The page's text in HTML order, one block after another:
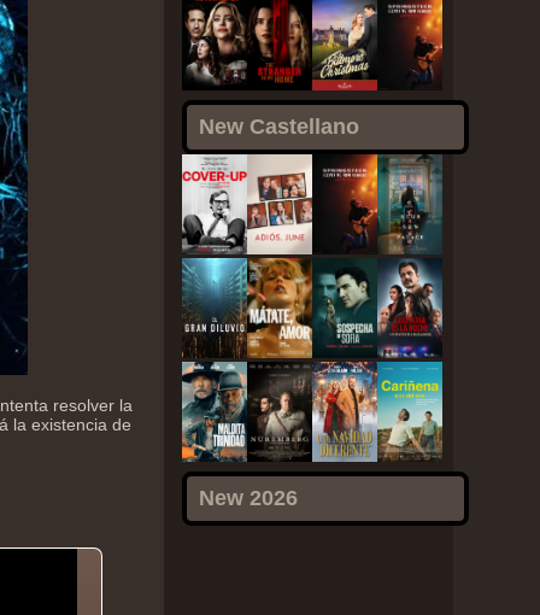
New Castellano
New 2026
resolver la
la existencia de